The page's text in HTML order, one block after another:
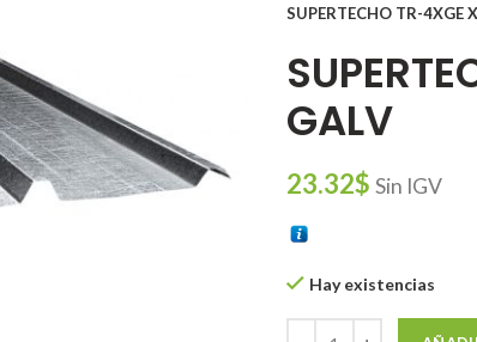
SUPERTECHO TR-4XGE
GALV
23.32$ Sin IGV
Hay existencias